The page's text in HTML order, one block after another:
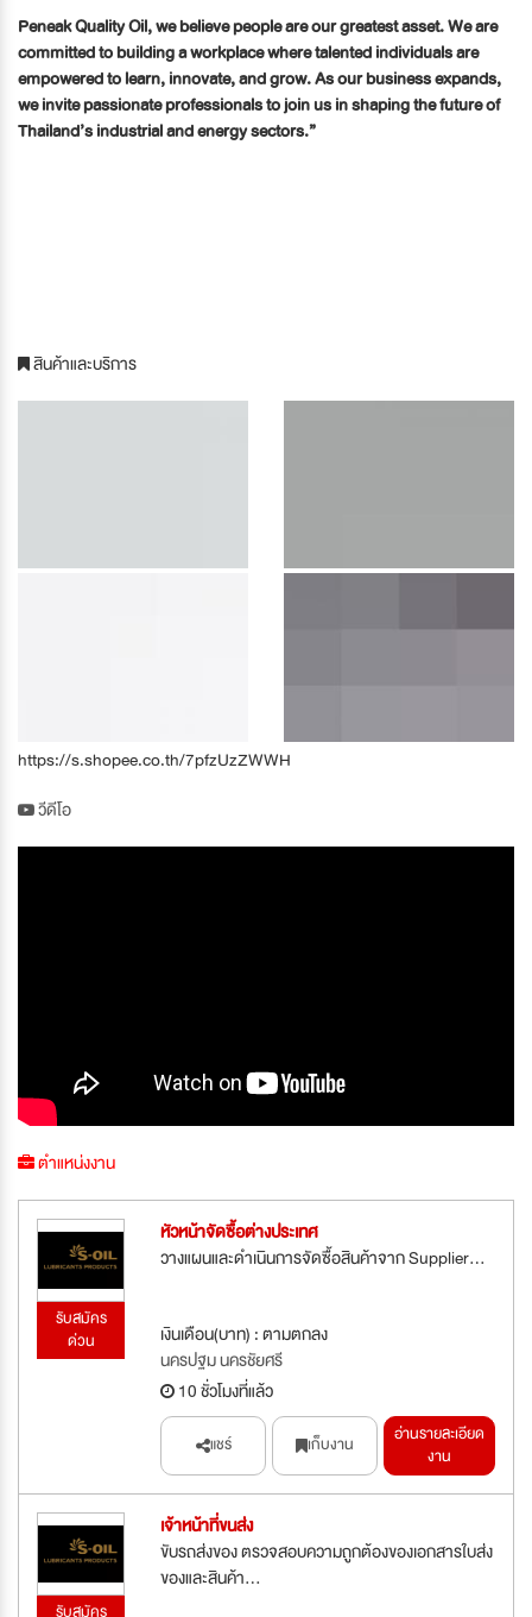
Peneak Quality Oil, we believe people are our greatest asset. We are
committed to building a workplace where talented individuals are
empowered to learn, innovate, and grow. As our business expands,
we invite passionate professionals to join us in shaping the future of
Thailand’s industrial and energy sectors.”
สินค้าและบริการ
https://s.shopee.co.th/7pfzUzZWWH
วีดีโอ
ตำแหน่งงาน
รับสมัคร
ด่วน
หัวหน้าจัดซื้อต่างประเทศ
วางแผนและดำเนินการจัดซื้อสินค้าจาก Supplier...
เงินเดือน(บาท) : ตามตกลง
นครปฐม นครชัยศรี
10 ชั่วโมงที่แล้ว
แชร์ เก็บงาน
อ่านรายละเอียด
งาน
เจ้าหน้าที่ขนส่ง
ขับรถส่งของ ตรวจสอบความถูกต้องของเอกสารใบส่ง
ของและสินค้า...